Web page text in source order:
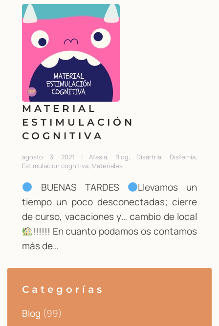
MATERIAL
ESTIMULACIÓN
COGNITIVA
agosto 3, 2021 | Afasia, Blog, Disartria, Disfemia,
Estimulación cognitiva, Materiales
BUENAS TARDES
Llevamos un
tiempo un poco desconectadas; cierre
de curso, vacaciones y… cambio de local
!!!!!! En cuanto podamos os contamos
más de…
Categorías
Blog (99)